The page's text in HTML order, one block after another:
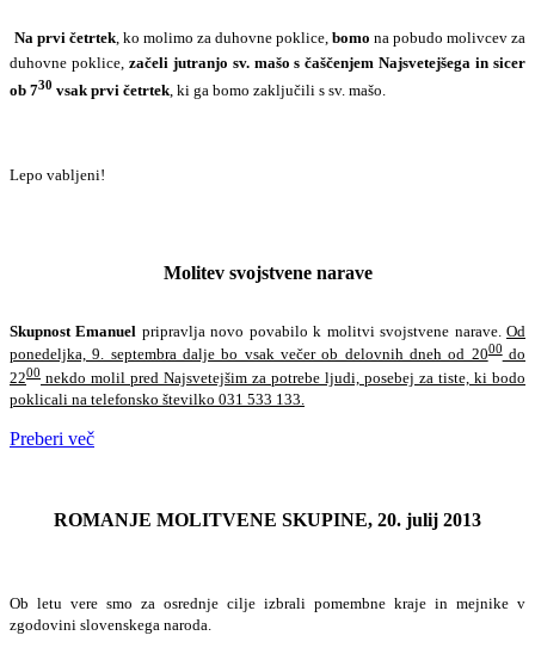
Na prvi četrtek , ko molimo za duhovne poklice, bomo na pobudo molivcev za
duhovne poklice, začeli jutranjo sv. mašo s čaščenjem Najsvetejšega in sicer
ob 730 vsak prvi četrtek, ki ga bomo zaključili s sv. mašo.
Lepo vabljeni!
Molitev svojstvene narave
Skupnost Emanuel pripravlja novo povabilo k molitvi svojstvene narave.Od
ponedeljka, 9. septembra dalje bo vsak večer ob delovnih dneh od 2000do
2200 nekdo molil pred Najsvetejšim za potrebe ljudi, posebej za tiste, ki bodo
poklicali na telefonsko številko 031 533 133.
Preberi več
ROMANJE MOLITVENE SKUPINE, 20. julij 2013
Ob letu vere smo za osrednje cilje izbrali pomembne kraje in mejnike v
zgodovini slovenskega naroda.